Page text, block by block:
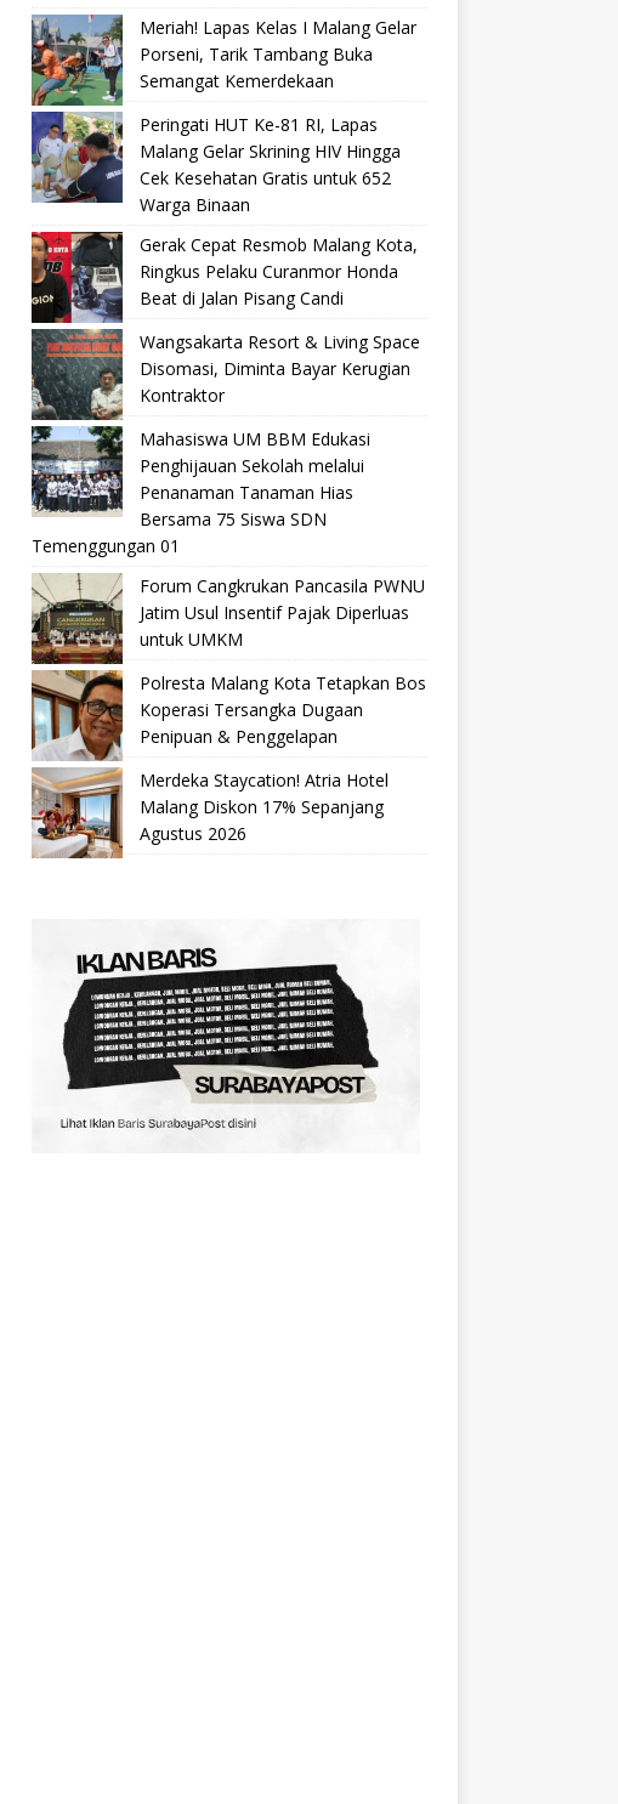
Meriah! Lapas Kelas I Malang Gelar
Porseni, Tarik Tambang Buka
Semangat Kemerdekaan
Peringati HUT Ke-81 RI, Lapas
Malang Gelar Skrining HIV Hingga
Cek Kesehatan Gratis untuk 652
Warga Binaan
Gerak Cepat Resmob Malang Kota,
Ringkus Pelaku Curanmor Honda
Beat di Jalan Pisang Candi
Wangsakarta Resort & Living Space
Disomasi, Diminta Bayar Kerugian
Kontraktor
Mahasiswa UM BBM Edukasi
Penghijauan Sekolah melalui
Penanaman Tanaman Hias
Bersama 75 Siswa SDN
Temenggungan 01
Forum Cangkrukan Pancasila PWNU
Jatim Usul Insentif Pajak Diperluas
untuk UMKM
Polresta Malang Kota Tetapkan Bos
Koperasi Tersangka Dugaan
Penipuan & Penggelapan
Merdeka Staycation! Atria Hotel
Malang Diskon 17% Sepanjang
Agustus 2026